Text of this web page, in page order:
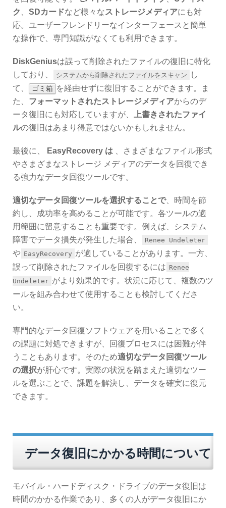
ク
SDカードなど様々なストレージメディアにも対
応。ユーザーフレンドリーなインターフェースと簡単
な操作で、専門知識がなくても利用できます。
DiskGeniusは誤って削除されたファイルの復旧に特化
しており、
システムから削除されたファイルをスキャン
し
て、
ゴミ箱 を経由せずに復旧することができます。ま
た、 フォーマットされたストレージメディアからのデ
ータ復旧にも対応していますが、
上書きされたファイ
ルの復旧はあまり得意ではないかもしれません。
最後に、 EasyRecovery は 、さまざまなファイル形式
やさまざまなストレージ メディアのデータを回復でき
る強力なデータ回復ツールです。
適切なデータ回復ツールを選択することで、時間を節
約し、成功率を高めることが可能です。各ツールの適
用範囲に留意することも重要です。例えば、システム
障害でデータ損失が発生した場合、
Renee Undeleter
や EasyRecovery が適していることがあります。一方、
誤って削除されたファイルを回復するには Renee
Undeleter がより効果的です。状況に応じて、複数のツ
ールを組み合わせて使用することも検討してくださ
い。
専門的なデータ回復ソフトウェアを用いることで多く
の課題に対処できますが、回復プロセスには困難が伴
うこともあります。そのため適切なデータ回復ツール
の選択が肝心です。実際の状況を踏まえた適切なツー
ルを選ぶことで、課題を解決し、データを確実に復元
できます。
データ復旧にかかる時間について
モバイル・ハードディスク・ドライブのデータ復旧は
時間のかかる作業であり、多くの人がデータ復旧にか